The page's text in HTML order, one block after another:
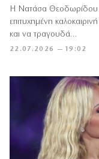
22.07.2026 — 19:02
Η Νατάσα Θεοδωρίδου
επιτυχημένη
και να τραγουδά…